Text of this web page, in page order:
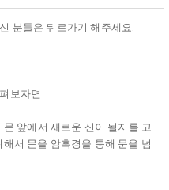
분들은 뒤로가기 해주세요.
보자면
앞에서 새로운 신이 될지를 고
서 문을 암흑경을 통해 문을 넘